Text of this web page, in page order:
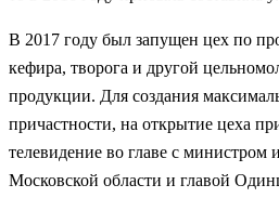
В 2017 году был запущен цех по
кефира, творога и другой
продукции. Для создания
причастности, на открытие цеха
телевидение во главе с
Московской области и главой